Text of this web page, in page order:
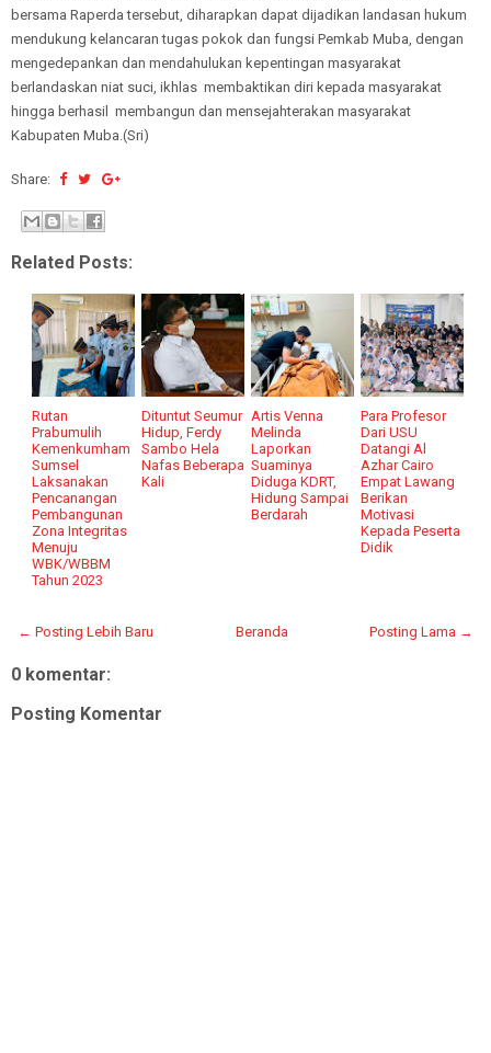
bersama Raperda tersebut, diharapkan dapat dijadikan landasan hukum
mendukung kelancaran tugas pokok dan fungsi Pemkab Muba, dengan
mengedepankan dan mendahulukan kepentingan masyarakat
berlandaskan niat suci, ikhlas membaktikan diri kepada masyarakat
hingga berhasil membangun dan mensejahterakan masyarakat
Kabupaten Muba.(Sri)
Share:
Related Posts:
Rutan
Prabumulih
Kemenkumham
Sumsel
Laksanakan
Pencanangan
Pembangunan
Zona Integritas
Menuju
WBK/WBBM
Tahun 2023
Dituntut Seumur
Hidup, Ferdy
Sambo Hela
Nafas Beberapa
Kali
Artis Venna
Melinda
Laporkan
Suaminya
Diduga KDRT,
Hidung Sampai
Berdarah
Para Profesor
Dari USU
Datangi Al
Azhar Cairo
Empat Lawang
Berikan
Motivasi
Kepada Peserta
Didik
← Posting Lebih Baru Posting Lama →
Beranda
0 komentar:
Posting Komentar